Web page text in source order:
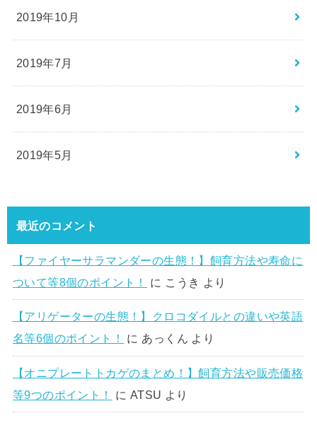
2019年10月
2019年7月
2019年6月
2019年5月
最近のコメント
【ファイヤーサラマンダーの生態！】飼育方法や寿命に
ついて等8個のポイント！
に こうき より
【アリゲーターの生態！】クロコダイルとの違いや英語
名等6個のポイント！
に あっくん より
【オニプレートトカゲのまとめ！】飼育方法や販売価格
等9つのポイント！
に ATSU より